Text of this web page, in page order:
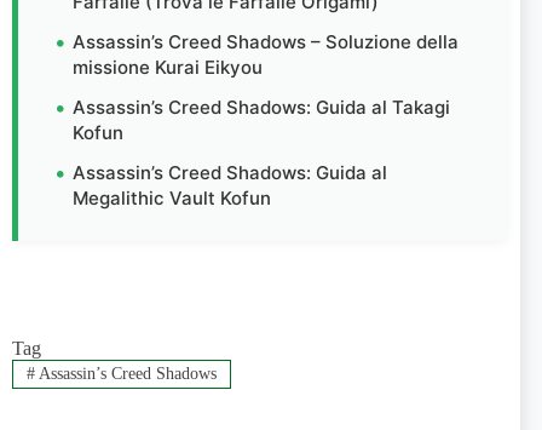
Assassin’s Creed Shadows – Soluzione della
missione Kurai Eikyou
Assassin’s Creed Shadows: Guida al Takagi
Kofun
Assassin’s Creed Shadows: Guida al
Megalithic Vault Kofun
Tag
#Assassin’s Creed Shadows